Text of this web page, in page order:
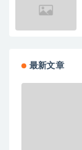
最新文章